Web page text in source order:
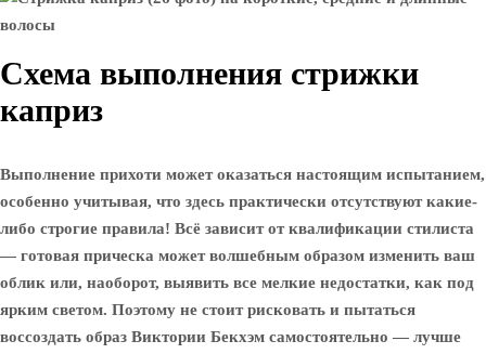
Схема выполнения стрижки
каприз
Выполнение прихоти может оказаться настоящим испытанием,
особенно учитывая, что здесь практически отсутствуют какие-
либо строгие правила! Всё зависит от квалификации стилиста
— готовая прическа может волшебным образом изменить ваш
облик или, наоборот, выявить все мелкие недостатки, как под
ярким светом. Поэтому не стоит рисковать и пытаться
воссоздать образ Виктории Бекхэм самостоятельно — лучше